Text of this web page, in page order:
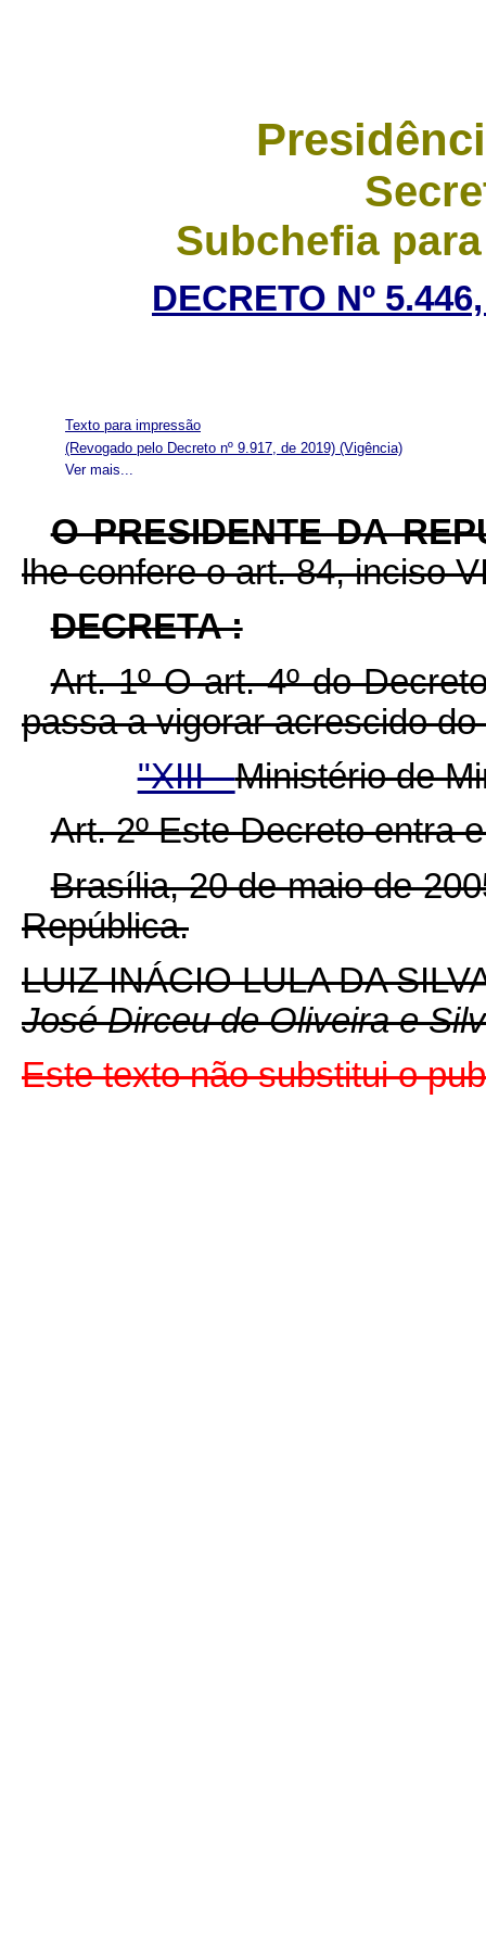
Subchefia
DECRETO Nº
Texto para impressão
Ver mais...
(Revogado pelo Decreto nº 9.917, de 2019) (Vigência)
O PRESIDENTE DA
lhe confere o art. 84, inciso
DECRETA :
Art. 1º O art. 4º do
passa a vigorar acrescido
"XIII -Ministério de
Art. 2º Este Decreto entra
Brasília, 20 de maio de
República.
LUIZ INÁCIO LULA DA
José Dirceu de Oliveira e
Este texto não substitui o